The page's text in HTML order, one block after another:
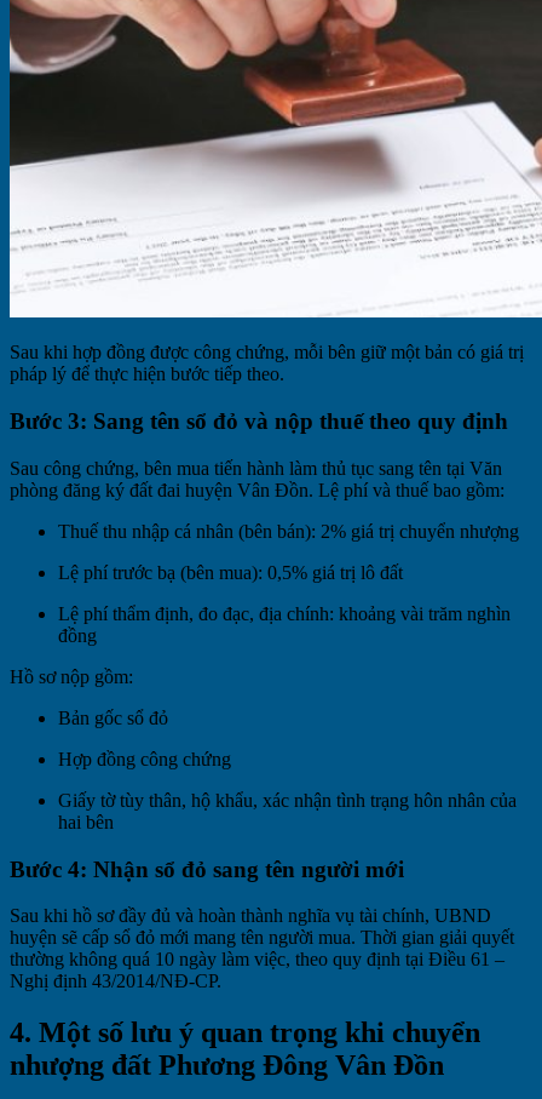
Sau khi hợp đồng được công chứng, mỗi bên giữ một bản có giá trị
pháp lý để thực hiện bước tiếp theo.
Bước 3: Sang tên sổ đỏ và nộp thuế theo quy định
Sau công chứng, bên mua tiến hành làm thủ tục sang tên tại Văn
phòng đăng ký đất đai huyện Vân Đồn. Lệ phí và thuế bao gồm:
Thuế thu nhập cá nhân (bên bán): 2% giá trị chuyển nhượng
Lệ phí trước bạ (bên mua): 0,5% giá trị lô đất
Lệ phí thẩm định, đo đạc, địa chính: khoảng vài trăm nghìn
đồng
Hồ sơ nộp gồm:
Bản gốc sổ đỏ
Hợp đồng công chứng
Giấy tờ tùy thân, hộ khẩu, xác nhận tình trạng hôn nhân của
hai bên
Bước 4: Nhận sổ đỏ sang tên người mới
Sau khi hồ sơ đầy đủ và hoàn thành nghĩa vụ tài chính, UBND
huyện sẽ cấp sổ đỏ mới mang tên người mua. Thời gian giải quyết
thường không quá 10 ngày làm việc, theo quy định tại Điều 61 –
Nghị định 43/2014/NĐ-CP.
4. Một số lưu ý quan trọng khi chuyển
nhượng đất Phương Đông Vân Đồn